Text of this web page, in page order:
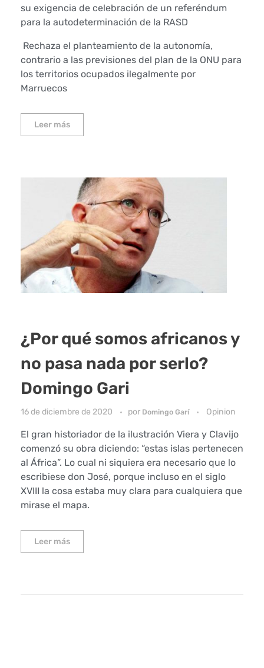
su exigencia de celebración de un referéndum
para la autodeterminación de la RASD
Rechaza el planteamiento de la autonomía,
contrario a las previsiones del plan de la ONU para
los territorios ocupados ilegalmente por
Marruecos
Leer más
¿Por qué somos africanos y
no pasa nada por serlo?
Domingo Gari
16 de diciembre de 2020 por Domingo Garí Opinion
El gran historiador de la ilustración Viera y Clavijo
comenzó su obra diciendo: “estas islas pertenecen
al África”. Lo cual ni siquiera era necesario que lo
escribiese don José, porque incluso en el siglo
XVIII la cosa estaba muy clara para cualquiera que
mirase el mapa.
Leer más